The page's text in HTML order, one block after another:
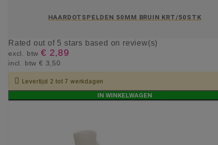
HAARDOTSPELDEN 50MM BRUIN KRT/50STK
Rated out of 5 stars based on review(s)
excl. btw € 2,89
incl. btw € 3,50
 Levertijd 2 tot 7 werkdagen
IN WINKELWAGEN